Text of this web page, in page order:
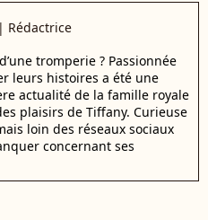
| Rédactrice
tromperie ? Passionnée
leurs histoires a été une
actualité de la famille royale
plaisirs de Tiffany. Curieuse
loin des réseaux sociaux
concernant ses